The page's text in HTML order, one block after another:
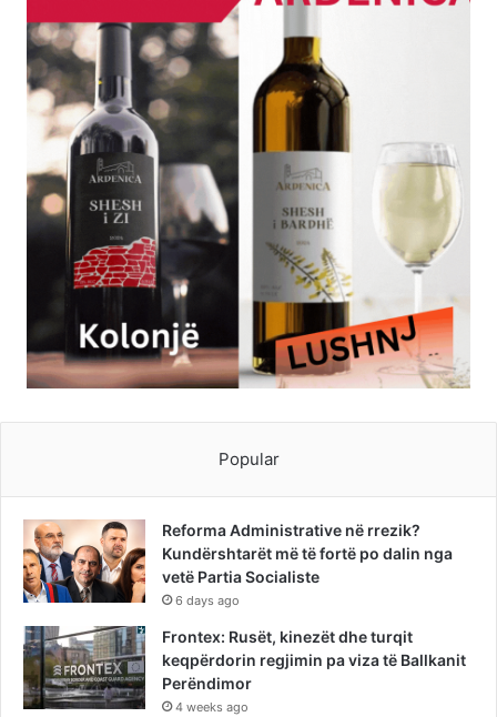
Popular
Reforma Administrative në rrezik?
Kundërshtarët më të fortë po dalin nga
vetë Partia Socialiste
6 days ago
Frontex: Rusët, kinezët dhe turqit
keqpërdorin regjimin pa viza të Ballkanit
Perëndimor
4 weeks ago